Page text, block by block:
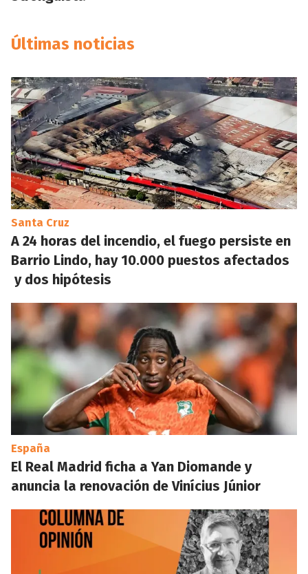
Últimas noticias
Santa Cruz
A 24 horas del incendio, el fuego persiste en
Barrio Lindo, hay 10.000 puestos afectados
y dos hipótesis
España
El Real Madrid ficha a Yan Diomande y
anuncia la renovación de Vinícius Júnior